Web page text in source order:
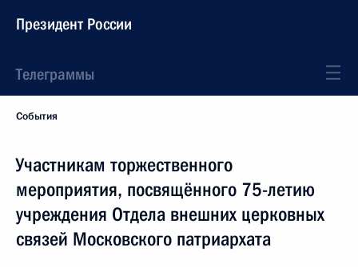
Президент России
Телеграммы
События
Участникам торжественного
мероприятия, посвящённого 75-летию
учреждения Отдела внешних церковных
связей Московского патриархата